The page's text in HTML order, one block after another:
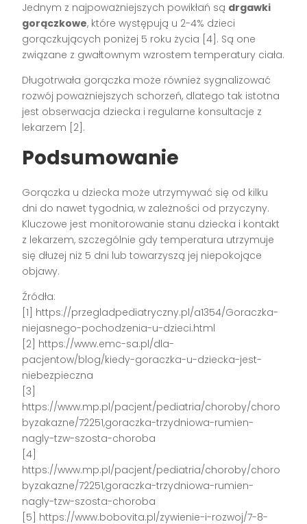
Jednym z najpoważniejszych powikłań są drgawki
gorączkowe, które występują u 2-4% dzieci
gorączkujących poniżej 5 roku życia [4]. Są one
związane z gwałtownym wzrostem temperatury ciała.
Długotrwała gorączka może również sygnalizować
rozwój poważniejszych schorzeń, dlatego tak istotna
jest obserwacja dziecka i regularne konsultacje z
lekarzem [2].
Podsumowanie
Gorączka u dziecka może utrzymywać się od kilku
dni do nawet tygodnia, w zależności od przyczyny.
Kluczowe jest monitorowanie stanu dziecka i kontakt
z lekarzem, szczególnie gdy temperatura utrzymuje
się dłużej niż 5 dni lub towarzyszą jej niepokojące
objawy.
Źródła:
[1] https://przegladpediatryczny.pl/a1354/Goraczka-
niejasnego-pochodzenia-u-dzieci.html
[2] https://www.emc-sa.pl/dla-
pacjentow/blog/kiedy-goraczka-u-dziecka-jest-
niebezpieczna
[3]
https://www.mp.pl/pacjent/pediatria/choroby/choro
byzakazne/72251,goraczka-trzydniowa-rumien-
nagly-tzw-szosta-choroba
[4]
https://www.mp.pl/pacjent/pediatria/choroby/choro
byzakazne/72251,goraczka-trzydniowa-rumien-
nagly-tzw-szosta-choroba
[5] https://www.bobovita.pl/zywienie-i-rozwoj/7-8-